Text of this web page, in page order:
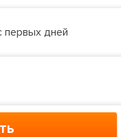
первых дней